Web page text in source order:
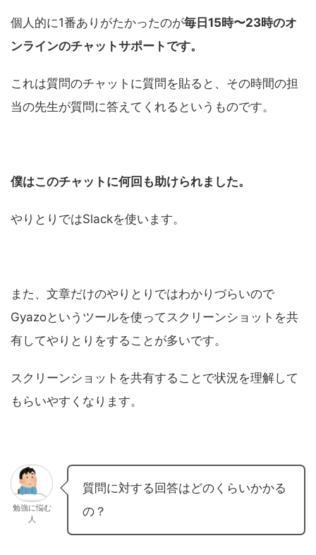
個人的に1番ありがたかったのが毎日15時〜23時のオ
ンラインのチャットサポートです。
これは質問のチャットに質問を貼ると、その時間の担
当の先生が質問に答えてくれるというものです。
僕はこのチャットに何回も助けられました。
やりとりではSlackを使います。
また、文章だけのやりとりではわかりづらいので
Gyazoというツールを使ってスクリーンショットを共
有してやりとりをすることが多いです。
スクリーンショットを共有することで状況を理解して
もらいやすくなります。
勉強に悩む
人
質問に対する回答はどのくらいかかる
の？